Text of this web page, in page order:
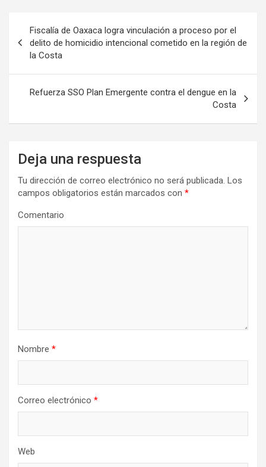
de
entradas
Fiscalía de Oaxaca logra vinculación a proceso por el
delito de homicidio intencional cometido en la región de
la Costa
Refuerza SSO Plan Emergente contra el dengue en la
Costa
Deja una respuesta
Tu dirección de correo electrónico no será publicada. Los
campos obligatorios están marcados con *
Comentario
Nombre *
Correo electrónico *
Web